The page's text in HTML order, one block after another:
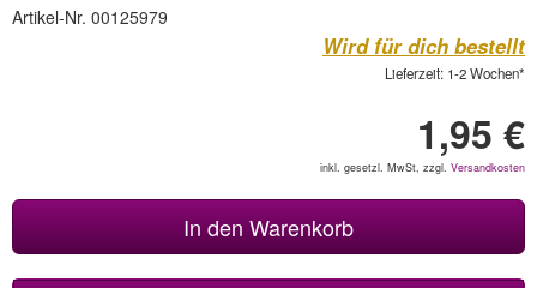
Artikel-Nr. 00125979
Wird für dich bestellt
Lieferzeit: 1-2 Wochen*
1,95 €
inkl. gesetzl. MwSt, zzgl. Versandkosten
In den Warenkorb